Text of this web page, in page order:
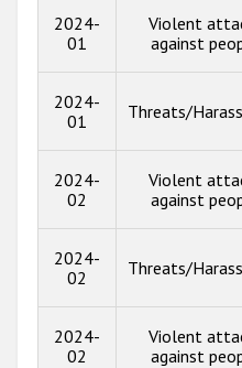
2024-
01
Violent
against
2024-
01
Threats/
2024-
02
Violent
against
2024-
02
Threats/
2024-
02
Violent
against